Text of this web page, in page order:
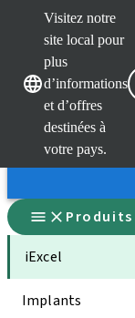
Visitez notre
site local pour
plus
d’informations
et d’offres
destinées à
votre pays.
iExcel
Implants